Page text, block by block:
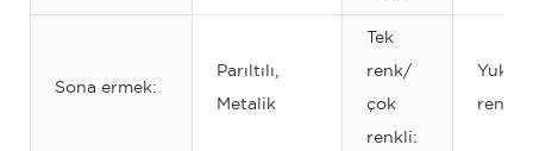
Sona ermek:
Parıltılı,
Metalik
Tek
renk/
çok
renkli:
renk